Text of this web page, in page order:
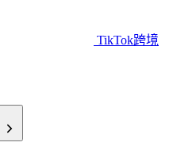
TikTok跨境